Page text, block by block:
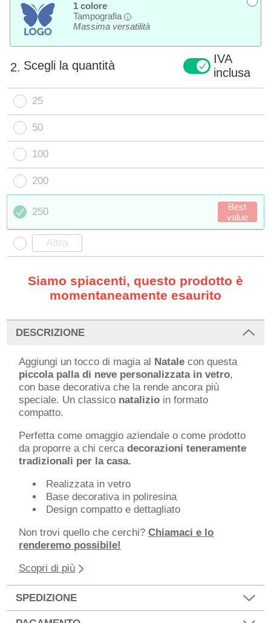
1 colore
Tampografia
i
Massima versatilità
2. Scegli la quantità
IVA
inclusa
25
50
100
200
250
Best
value
Siamo spiacenti, questo prodotto è
momentaneamente esaurito
DESCRIZIONE
Aggiungi un tocco di magia al Natale con questa
piccola palla di neve personalizzata in vetro,
con base decorativa che la rende ancora più
speciale. Un classico natalizio in formato
compatto.
Perfetta come omaggio aziendale o come prodotto
da proporre a chi cercadecorazioni teneramente
tradizionali per la casa.
Realizzata in vetro
Base decorativa in poliresina
Design compatto e dettagliato
Non trovi quello che cerchi?Chiamaci e lo
renderemo possibile!
Scopri di più
SPEDIZIONE